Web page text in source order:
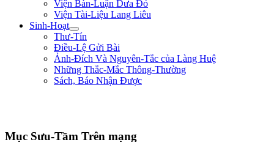
Viện Bàn-Luận Dưa Đỏ
Viện Tài-Liệu Lang Liêu
Sinh-Hoạt
Thư-Tín
Điều-Lệ Gửi Bài
Ảnh-Đích Và Nguyên-Tắc của Làng Huệ
Những Thắc-Mắc Thông-Thường
Sách, Báo Nhận Được
Mục Sưu-Tầm Trên mạng